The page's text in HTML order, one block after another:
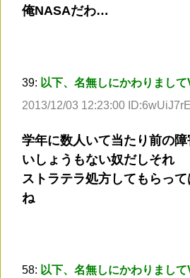
俺NASAだわ…
39: 以下、名無しにかわりまし
2013/12/03 12:23:00
学年に数人いて当たり前の
いしょうもない奴だしそれ
ストラテラ処方してもらっ
ね
58: 以下、名無しにかわりまし